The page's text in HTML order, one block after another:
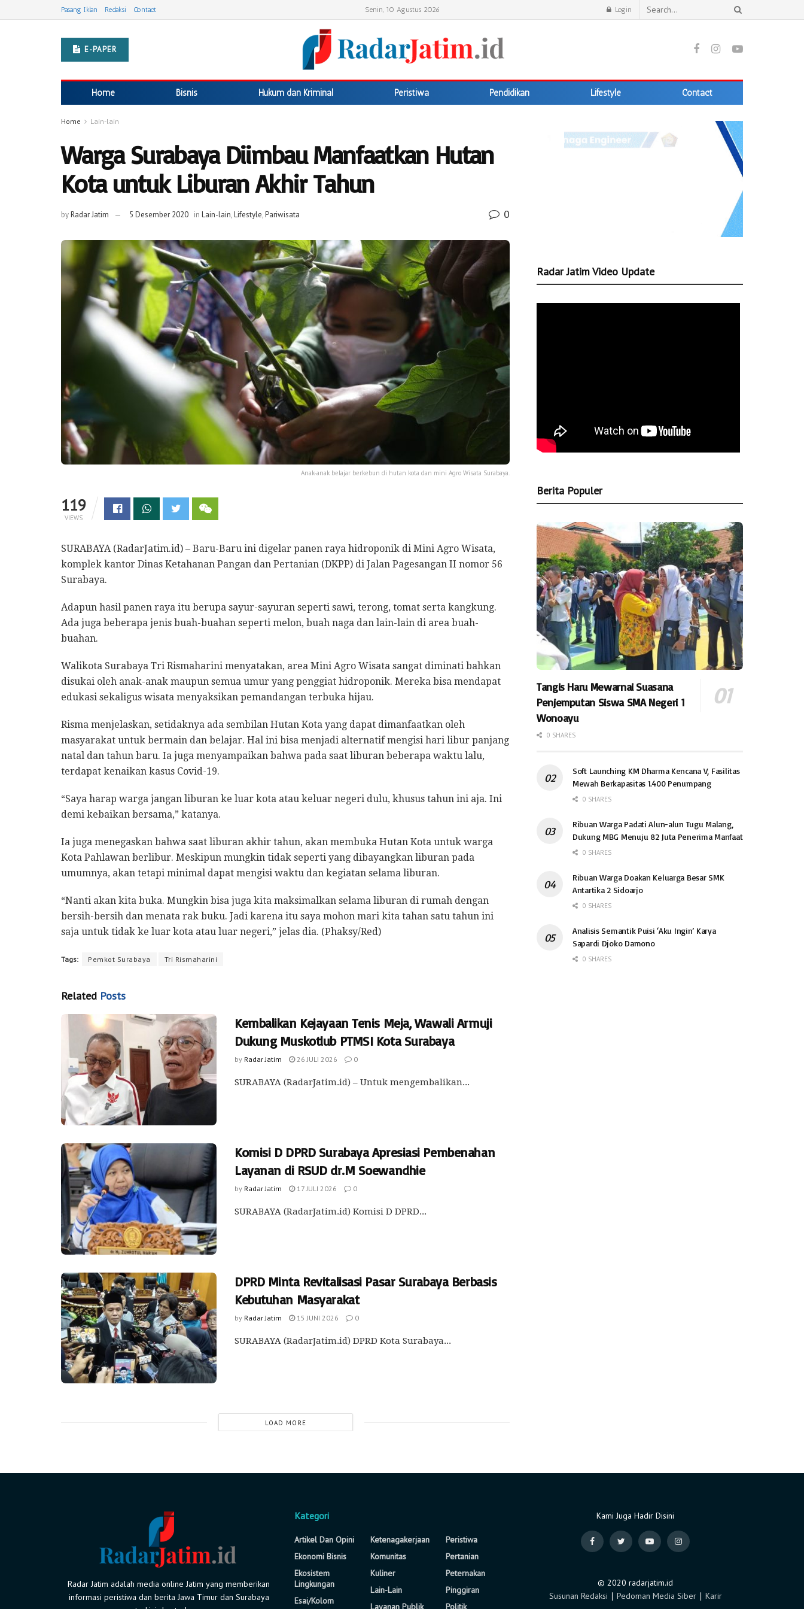
Pasang Iklan Redaksi Contact Senin, 10 Agustus 2026 Login
E-PAPER
Home Bisnis Hukum dan Kriminal Peristiwa Pendidikan Lifestyle Contact
Home Lain-lain
Warga Surabaya Diimbau Manfaatkan Hutan
Kota untuk Liburan Akhir Tahun
byRadar Jatim 5 Desember 2020 in Lain-lain,Lifestyle,Pariwisata 0
Anak-anak belajar berkebun di hutan kota dan mini Agro Wisata Surabaya.
119
VIEWS
SURABAYA (RadarJatim.id) – Baru-Baru ini digelar panen raya hidroponik di Mini Agro Wisata,
komplek kantor Dinas Ketahanan Pangan dan Pertanian (DKPP) di Jalan Pagesangan II nomor 56
Surabaya.
Adapun hasil panen raya itu berupa sayur-sayuran seperti sawi, terong, tomat serta kangkung.
Ada juga beberapa jenis buah-buahan seperti melon, buah naga dan lain-lain di area buah-
buahan.
Walikota Surabaya Tri Rismaharini menyatakan, area Mini Agro Wisata sangat diminati bahkan
disukai oleh anak-anak maupun semua umur yang penggiat hidroponik. Mereka bisa mendapat
edukasi sekaligus wisata menyaksikan pemandangan terbuka hijau.
Risma menjelaskan, setidaknya ada sembilan Hutan Kota yang dapat dimanfaatkan oleh
masyarakat untuk bermain dan belajar. Hal ini bisa menjadi alternatif mengisi hari libur panjang
natal dan tahun baru. Ia juga menyampaikan bahwa pada saat liburan beberapa waktu lalu,
terdapat kenaikan kasus Covid-19.
“Saya harap warga jangan liburan ke luar kota atau keluar negeri dulu, khusus tahun ini aja. Ini
demi kebaikan bersama,” katanya.
Ia juga menegaskan bahwa saat liburan akhir tahun, akan membuka Hutan Kota untuk warga
Kota Pahlawan berlibur. Meskipun mungkin tidak seperti yang dibayangkan liburan pada
umumnya, akan tetapi minimal dapat mengisi waktu dan kegiatan selama liburan.
“Nanti akan kita buka. Mungkin bisa juga kita maksimalkan selama liburan di rumah dengan
bersih-bersih dan menata rak buku. Jadi karena itu saya mohon mari kita tahan satu tahun ini
saja untuk tidak ke luar kota atau luar negeri,” jelas dia. (Phaksy/Red)
Tags: Pemkot Surabaya Tri Rismaharini
Related Posts
Kembalikan Kejayaan Tenis Meja, Wawali Armuji
Dukung Muskotlub PTMSI Kota Surabaya
by Radar Jatim 26 JULI 2026 0
SURABAYA (RadarJatim.id) – Untuk mengembalikan...
Komisi D DPRD Surabaya Apresiasi Pembenahan
Layanan di RSUD dr.M Soewandhie
by Radar Jatim 17 JULI 2026 0
SURABAYA (RadarJatim.id) Komisi D DPRD...
DPRD Minta Revitalisasi Pasar Surabaya Berbasis
Kebutuhan Masyarakat
by Radar Jatim 15 JUNI 2026 0
SURABAYA (RadarJatim.id) DPRD Kota Surabaya...
LOAD MORE
Radar Jatim Video Update
Berita Populer
Tangis Haru Mewarnai Suasana
Penjemputan Siswa SMA Negeri 1
Wonoayu
0 SHARES
Soft Launching KM Dharma Kencana V, Fasilitas
Mewah Berkapasitas 1.400 Penumpang
0 SHARES
Ribuan Warga Padati Alun-alun Tugu Malang,
Dukung MBG Menuju 82 Juta Penerima Manfaat
0 SHARES
Ribuan Warga Doakan Keluarga Besar SMK
Antartika 2 Sidoarjo
0 SHARES
Analisis Semantik Puisi ‘Aku Ingin’ Karya
Sapardi Djoko Damono
0 SHARES
Radar Jatim adalah media online Jatim yang memberikan
informasi peristiwa dan berita Jawa Timur dan Surabaya
Kategori
Artikel Dan Opini
Ekonomi Bisnis
Ekosistem
Lingkungan
Esai/Kolom
Ketenagakerjaan
Komunitas
Kuliner
Lain-Lain
Peristiwa
Pertanian
Peternakan
Pinggiran
Kami Juga Hadir Disini
© 2020 radarjatim.id
Susunan Redaksi ∣ Pedoman Media Siber∣ Karir